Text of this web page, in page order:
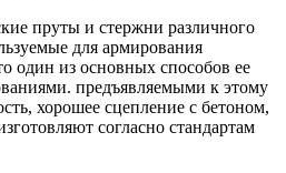
пруты и стержни различного
для армирования
один из основных способов ее
предъявляемыми к этому
хорошее сцепление с бетоном,
согласно стандартам